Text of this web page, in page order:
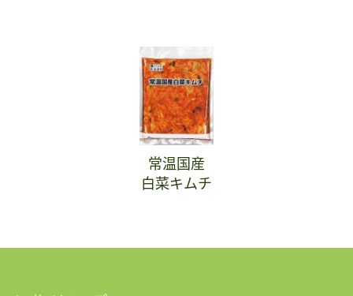
常温国産
白菜キムチ